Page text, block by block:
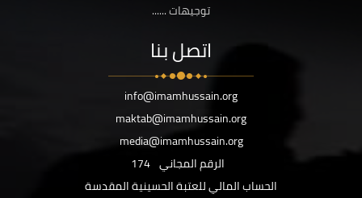
توجيهات ......
اتصل بنا
info@imamhussain.org
maktab@imamhussain.org
media@imamhussain.org
الرقم المجاني 174
الحساب المالي للعتبة الحسينية المقدسة